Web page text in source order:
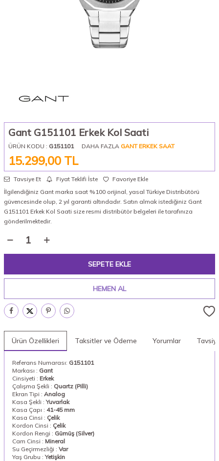
Gant G151101 Erkek Kol Saati
ÜRÜN KODU : G151101 DAHA FAZLA GANT ERKEK SAAT
15.299,00 TL
Tavsiye Et Fiyat Teklifi İste
Favoriye Ekle
İlgilendiğiniz Gant marka saat %100 orijinal, yasal Türkiye Distribütörü
güvencesinde olup, 2 yıl garanti altındadır. Satın almak istediğiniz Gant
G151101 Erkek Kol Saati size resmi distribütör belgeleri ile tarafınıza
gönderilmektedir.
SEPETE EKLE
HEMEN AL
Ürün Özellikleri Taksitler ve Ödeme Yorumlar
Referans Numarası: G151101
Markası : Gant
Cinsiyeti : Erkek
Çalışma Şekli : Quartz (Pilli)
Ekran Tipi : Analog
Kasa Şekli :Yuvarlak
Kasa Çapı : 41-45 mm
Kasa Cinsi : Çelik
Kordon Cinsi : Çelik
Kordon Rengi : Gümüş (Silver)
Cam Cinsi : Mineral
Su Geçirmezliği : Var
Yaş Grubu :Yetişkin